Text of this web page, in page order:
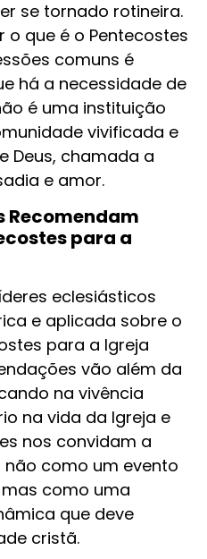
se tornado rotineira.
o que é o Pentecostes
comuns é
há a necessidade de
é uma instituição
vivificada e
Deus, chamada a
e amor.
Recomendam
para a
eclesiásticos
e aplicada sobre o
para a Igreja
vão além da
na vivência
na vida da Igreja e
nos convidam a
não como um evento
como uma
que deve
cristã.